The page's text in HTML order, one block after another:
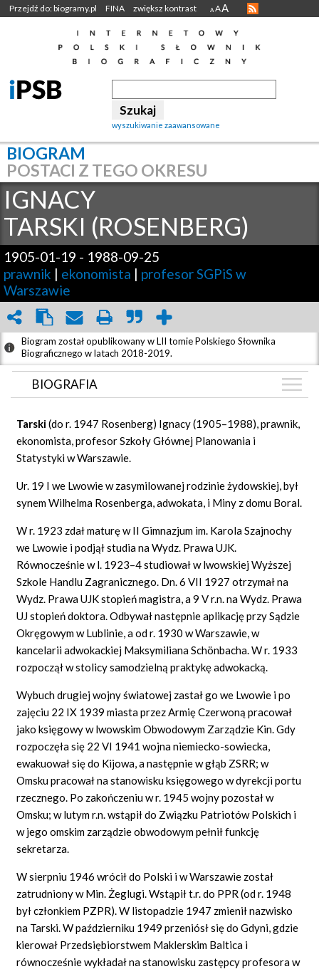
Przejdź do: biogramy.pl FINA zwiększ kontrast A AA
wyszukiwanie zaawansowane
BIOGRAM
POSTACI Z TEGO OKRESU
IGNACY
TARSKI (ROSENBERG)
1905-01-19 - 1988-09-25
prawnik | ekonomista | profesor SGPiS w
Warszawie
Biogram został opublikowany w LII tomie Polskiego Słownika
Biograficznego w latach 2018-2019.
BIOGRAFIA
GRAF POWIĄZAŃ
DYSKUSJA
Mapa
Tarski(do r. 1947 Rosenberg) Ignacy (1905–1988), prawnik,
ekonomista, profesor Szkoły Głównej Planowania i
Statystyki w Warszawie.
Ur. 19 I we Lwowie w zasymilowanej rodzinie żydowskiej, był
synem Wilhelma Rosenberga, adwokata, i Miny z domu Boral.
W r. 1923 zdał maturę w II Gimnazjum im. Karola Szajnochy
we Lwowie i podjął studia na Wydz. Prawa UJK.
Równocześnie w l. 1923–4 studiował w lwowskiej Wyższej
Szkole Handlu Zagranicznego. Dn. 6 VII 1927 otrzymał na
Wydz. Prawa UJK stopień magistra, a 9 V r.n. na Wydz. Prawa
UJ stopień doktora. Odbywał następnie aplikację przy Sądzie
Okręgowym w Lublinie, a od r. 1930 w Warszawie, w
kancelarii adwokackiej Maksymiliana Schönbacha. W r. 1933
rozpoczął w stolicy samodzielną praktykę adwokacką.
Wybuch drugiej wojny światowej zastał go we Lwowie i po
zajęciu 22 IX 1939 miasta przez Armię Czerwoną pracował
jako księgowy w lwowskim Obwodowym Zarządzie Kin. Gdy
rozpoczęła się 22 VI 1941 wojna niemiecko-sowiecka,
ewakuował się do Kijowa, a następnie w głąb ZSRR; w
Omsku pracował na stanowisku księgowego w dyrekcji portu
rzecznego. Po zakończeniu w r. 1945 wojny pozostał w
Omsku; w lutym r.n. wstąpił do Związku Patriotów Polskich i
w jego omskim zarządzie obwodowym pełnił funkcję
sekretarza.
W sierpniu 1946 wrócił do Polski i w Warszawie został
zatrudniony w Min. Żeglugi. Wstąpił t.r. do PPR (od r. 1948
był członkiem PZPR). W listopadzie 1947 zmienił nazwisko
na Tarski. W październiku 1949 przeniósł się do Gdyni, gdzie
kierował Przedsiębiorstwem Maklerskim Baltica i
równocześnie wykładał na stanowisku zastępcy profesora w